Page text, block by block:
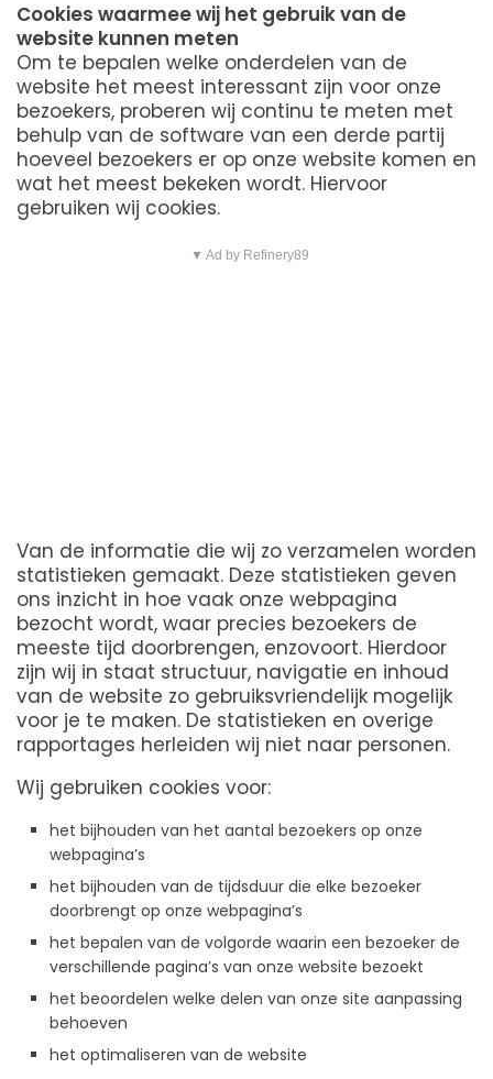
Cookies waarmee wij het gebruik van de
website kunnen meten
Om te bepalen welke onderdelen van de
website het meest interessant zijn voor onze
bezoekers, proberen wij continu te meten met
behulp van de software van een derde partij
hoeveel bezoekers er op onze website komen en
wat het meest bekeken wordt. Hiervoor
gebruiken wij cookies.
▼ Ad by Refinery89
Van de informatie die wij zo verzamelen worden
statistieken gemaakt. Deze statistieken geven
ons inzicht in hoe vaak onze webpagina
bezocht wordt, waar precies bezoekers de
meeste tijd doorbrengen, enzovoort. Hierdoor
zijn wij in staat structuur, navigatie en inhoud
van de website zo gebruiksvriendelijk mogelijk
voor je te maken. De statistieken en overige
rapportages herleiden wij niet naar personen.
Wij gebruiken cookies voor:
het bijhouden van het aantal bezoekers op onze
webpagina’s
het bijhouden van de tijdsduur die elke bezoeker
doorbrengt op onze webpagina’s
het bepalen van de volgorde waarin een bezoeker de
verschillende pagina’s van onze website bezoekt
het beoordelen welke delen van onze site aanpassing
behoeven
het optimaliseren van de website